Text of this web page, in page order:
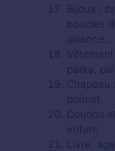
Bijoux :
boucles
alliance..
parka,
Chapeau
bonnet
Doudou
enfant
Livre,